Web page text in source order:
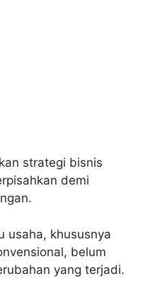
strategi bisnis
demi
usaha, khususnya
belum
yang terjadi.